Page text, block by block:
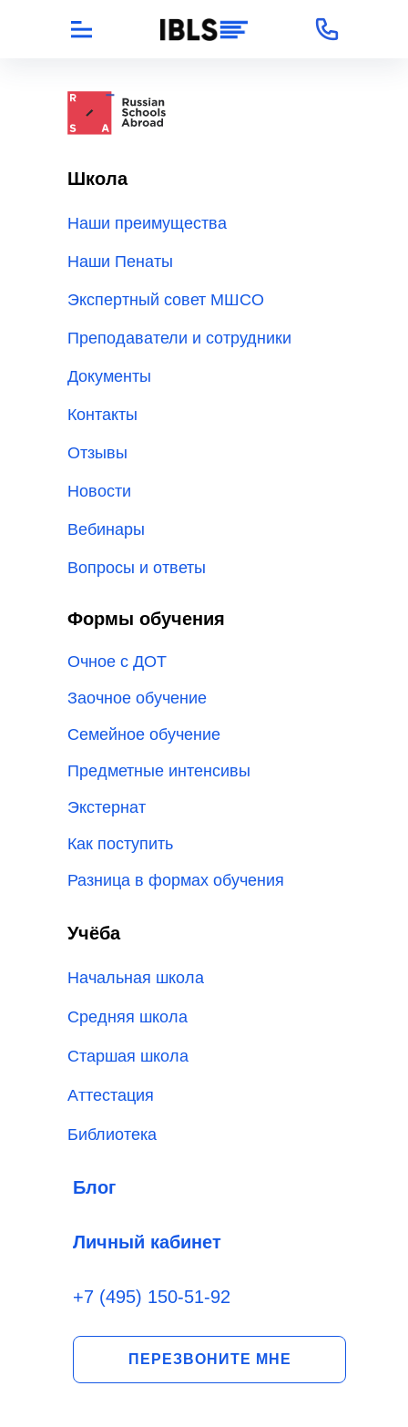
ПЕРЕЗВОНИТЕ МНЕ
Школа
Наши преимущества
Наши Пенаты
Экспертный совет МШСО
Преподаватели и сотрудники
Документы
Контакты
Отзывы
Новости
Вебинары
Вопросы и ответы
Формы обучения
Заочное обучение
Очное с ДОТ
Семейное обучение
Предметные интенсивы
Как поступить
Экстернат
Разница в формах обучения
Учёба
Начальная школа
Средняя школа
Старшая школа
Аттестация
Библиотека
Блог
Личный кабинет
+7 (495) 150-51-92